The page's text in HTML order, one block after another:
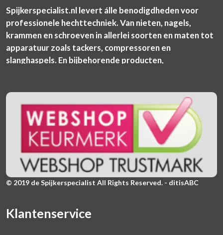
Spijkerspecialist.nl levert álle benodigdheden voor
professionele hechttechniek. Van nieten, nagels,
krammen en schroeven in allerlei soorten en maten tot
apparatuur zoals tackers, compressoren en
slanghaspels. En bijbehorende producten,
© 2019 de Spijkerspecialist All Rights Reserved. - ditisABC
Klantenservice